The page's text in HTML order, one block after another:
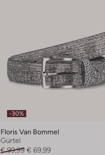
-30%
Floris Van Bommel
Gürtel
€ 99,99 € 69,99